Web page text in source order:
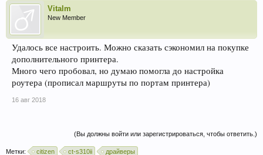
Vitalm
New Member
Удалось все настроить. Можно сказать сэкономил на покупке
дополнительного принтера.
Много чего пробовал, но думаю помогла до настройка
роутера (прописал маршруты по портам принтера)
16 авг 2018
(Вы должны войти или зарегистрироваться, чтобы ответить.)
Метки: citizen ct-s310ii драйверы